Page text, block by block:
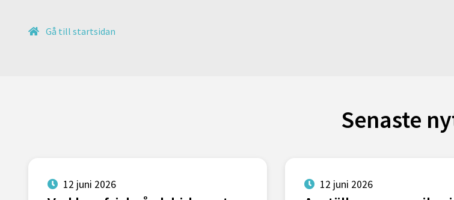
Gå till startsidan
Senaste
12 juni 2026 12 juni 2026